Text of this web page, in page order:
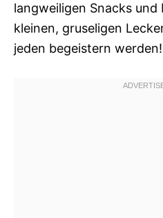
langweiligen Snacks und
kleinen, gruseligen
jeden begeistern werden!